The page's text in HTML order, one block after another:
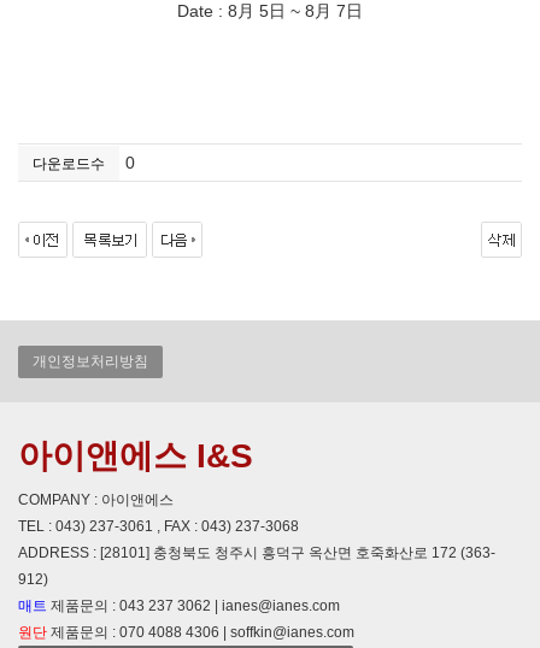
Date : 8月 5日 ~ 8月 7日
다운로드수 0
개인정보처리방침
아이앤에스 I&S
COMPANY : 아이앤에스
TEL : 043) 237-3061 , FAX : 043) 237-3068
ADDRESS : [28101] 충청북도 청주시 흥덕구 옥산면 호죽화산로 172 (363-
912)
매트 제품문의 : 043 237 3062 | ianes@ianes.com
원단 제품문의 : 070 4088 4306 | soffkin@ianes.com